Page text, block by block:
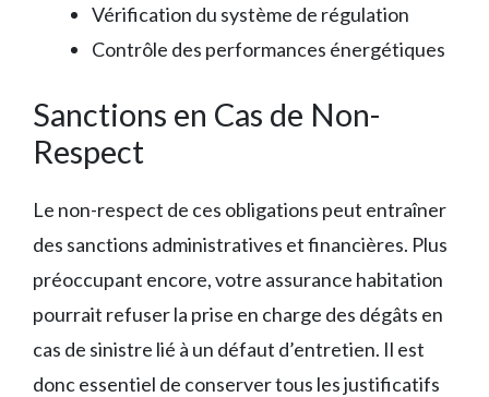
Vérification du système de régulation
Contrôle des performances énergétiques
Sanctions en Cas de Non-
Respect
Le non-respect de ces obligations peut entraîner
des sanctions administratives et financières. Plus
préoccupant encore, votre assurance habitation
pourrait refuser la prise en charge des dégâts en
cas de sinistre lié à un défaut d’entretien. Il est
donc essentiel de conserver tous les justificatifs